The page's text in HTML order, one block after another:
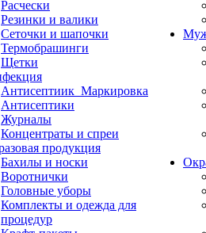
Расчески
Резинки и валики
Сеточки и шапочки
Термобрашинги
Щетки
Антисептиик_Маркировка
Антисептики
Журналы
Концентраты и спреи
продукция
Бахилы и носки
Воротнички
Головные уборы
Комплекты и одежда для
процедур